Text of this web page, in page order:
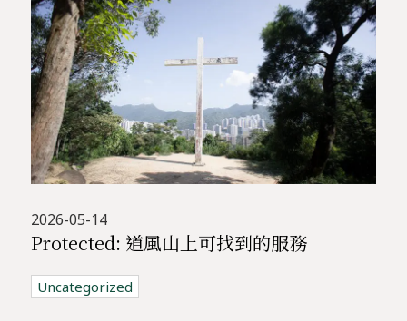
2026-05-14
Protected: 道風山上可找到的服務
Uncategorized